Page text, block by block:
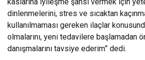
kaslarına iyileşme şansı vermek için
dinlenmelerini, stres ve sıcaktan
kullanılmaması gereken ilaçlar
olmalarını, yeni tedavilere başlamadan
danışmalarını tavsiye ederim” dedi.